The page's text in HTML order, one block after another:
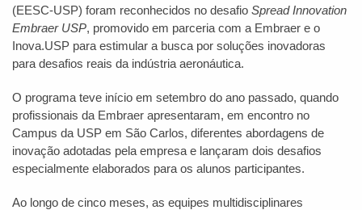
(EESC-USP) foram reconhecidos no desafio Spread Innovation
Embraer USP, promovido em parceria com a Embraer e o
Inova.USP para estimular a busca por soluções inovadoras
para desafios reais da indústria aeronáutica.
O programa teve início em setembro do ano passado, quando
profissionais da Embraer apresentaram, em encontro no
Campus da USP em São Carlos, diferentes abordagens de
inovação adotadas pela empresa e lançaram dois desafios
especialmente elaborados para os alunos participantes.
Ao longo de cinco meses, as equipes multidisciplinares